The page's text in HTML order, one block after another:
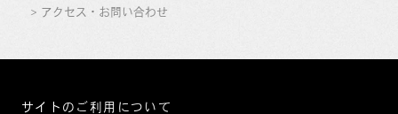
アクセス・お問い合わせ
サイトのご利用について